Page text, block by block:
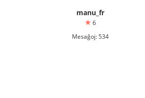
manu_fr
6
Mesaĝoj: 534